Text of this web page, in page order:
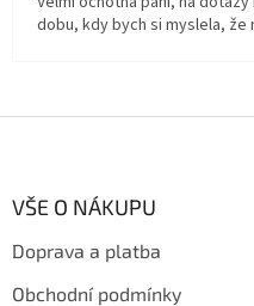
dobu, kdy bych si myslela, že
VŠE O NÁKUPU
Doprava a platba
Obchodní podmínky